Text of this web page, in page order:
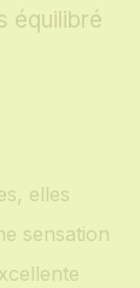
équilibré
elles
sensation